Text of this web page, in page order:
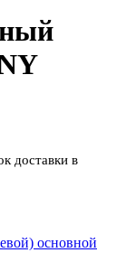
доставки в